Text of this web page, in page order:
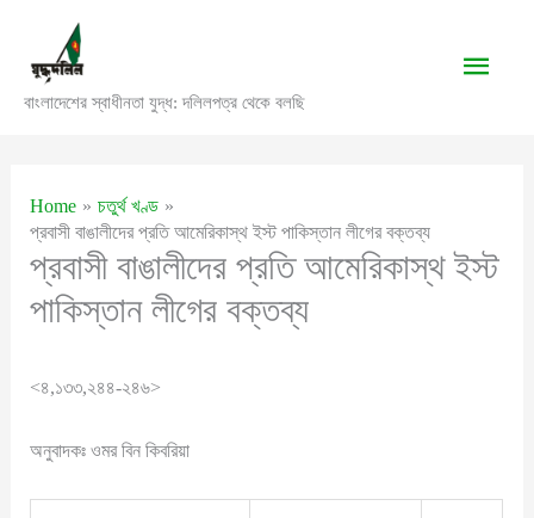
content
বাংলাদেশের স্বাধীনতা যুদ্ধ: দলিলপত্র থেকে বলছি
Main
Home
চতুর্থ খণ্ড
প্রবাসী বাঙালীদের প্রতি আমেরিকাস্থ ইস্ট পাকিস্তান লীগের বক্তব্য
প্রবাসী বাঙালীদের প্রতি আমেরিকাস্থ ইস্ট
পাকিস্তান লীগের বক্তব্য
<৪,১৩৩,২৪৪-২৪৬>
অনুবাদকঃ ওমর বিন কিবরিয়া